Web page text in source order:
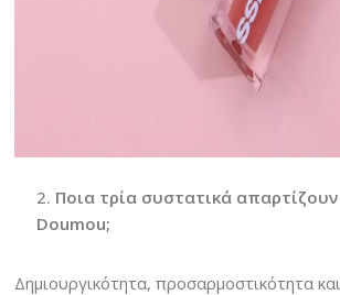
Ποια τρία συστατικά απαρτίζουν
Doumou;
Δημιουργικότητα, προσαρμοστικότητα